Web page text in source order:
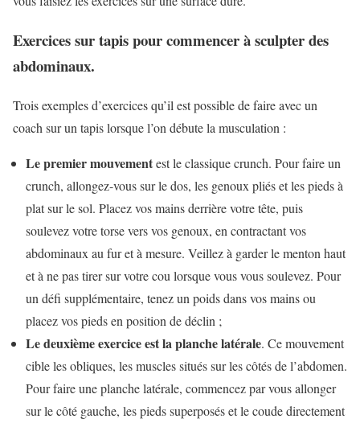
Exercices sur tapis pour commencer à sculpter des
abdominaux.
Trois exemples d’exercices qu’il est possible de faire avec un
coach sur un tapis lorsque l’on débute la musculation :
Le premier mouvementest le classique crunch. Pour faire un
crunch, allongez-vous sur le dos, les genoux pliés et les pieds à
plat sur le sol. Placez vos mains derrière votre tête, puis
soulevez votre torse vers vos genoux, en contractant vos
abdominaux au fur et à mesure. Veillez à garder le menton haut
et à ne pas tirer sur votre cou lorsque vous vous soulevez. Pour
un défi supplémentaire, tenez un poids dans vos mains ou
placez vos pieds en position de déclin ;
Le deuxième exercice est la planche latérale. Ce mouvement
cible les obliques, les muscles situés sur les côtés de l’abdomen.
Pour faire une planche latérale, commencez par vous allonger
sur le côté gauche, les pieds superposés et le coude directement